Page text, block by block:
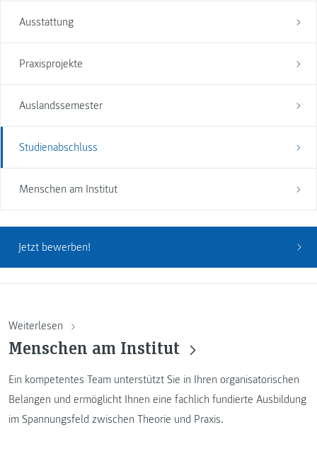
Ausstattung
Praxisprojekte
Auslandssemester
Studienabschluss
Menschen am Institut
Jetzt bewerben!
Weiterlesen
Menschen am Institut
Ein kompetentes Team unterstützt Sie in Ihren organisatorischen
Belangen und ermöglicht Ihnen eine fachlich fundierte Ausbildung
im Spannungsfeld zwischen Theorie und Praxis.